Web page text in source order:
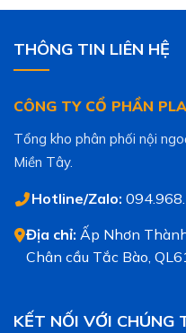
THÔNG TIN LIÊN HỆ
CÔNG TY CỔ PHẦN
Tổng kho phân phối nội
Miền Tây.
Hotline/Zalo:
Địa chỉ: Ấp Nhơn
Chân cầu Tắc Bào,
KẾT NỐI VỚI CHÚNG